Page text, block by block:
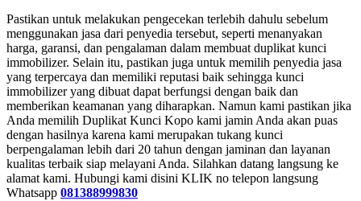
Pastikan untuk melakukan pengecekan terlebih dahulu sebelum
menggunakan jasa dari penyedia tersebut, seperti menanyakan
harga, garansi, dan pengalaman dalam membuat duplikat kunci
immobilizer. Selain itu, pastikan juga untuk memilih penyedia jasa
yang terpercaya dan memiliki reputasi baik sehingga kunci
immobilizer yang dibuat dapat berfungsi dengan baik dan
memberikan keamanan yang diharapkan. Namun kami pastikan jika
Anda memilih Duplikat Kunci Kopo kami jamin Anda akan puas
dengan hasilnya karena kami merupakan tukang kunci
berpengalaman lebih dari 20 tahun dengan jaminan dan layanan
kualitas terbaik siap melayani Anda. Silahkan datang langsung ke
alamat kami. Hubungi kami disini KLIK no telepon langsung
Whatsapp 081388999830